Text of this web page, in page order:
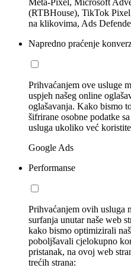
(RTBHouse), TikTok
na klikovima, Ads
Napredno praćenje
Prihvaćanjem ove usluge
uspjeh našeg online
oglašavanja. Kako bismo
šifrirane osobne podatke
usluga ukoliko već
Google Ads
Performanse
Prihvaćanjem ovih usluga
surfanja unutar naše web
kako bismo optimizirali
poboljšavali cjelokupno
pristanak, na ovoj web
trećih strana: